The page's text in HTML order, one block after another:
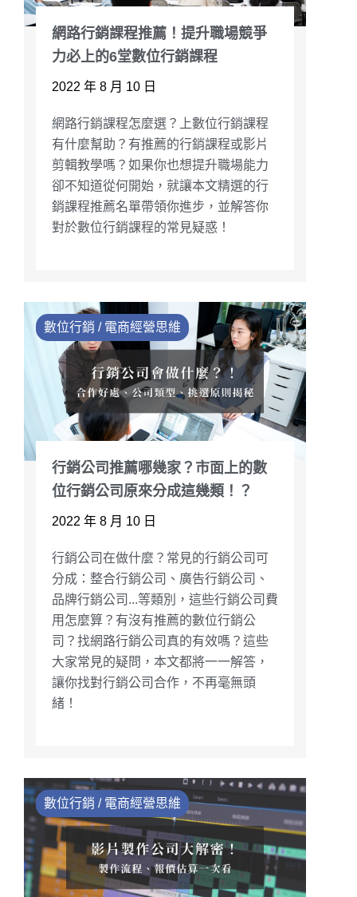
網路行銷課程推薦！提升職場競爭
力必上的6堂數位行銷課程
2022 年 8 月 10 日
網路行銷課程怎麼選？上數位行銷課程
有什麼幫助？有推薦的行銷課程或影片
剪輯教學嗎？如果你也想提升職場能力
卻不知道從何開始，就讓本文精選的行
銷課程推薦名單帶領你進步，並解答你
對於數位行銷課程的常見疑惑！
數位行銷 / 電商經營思維
行銷公司推薦哪幾家？市面上的數
位行銷公司原來分成這幾類！？
2022 年 8 月 10 日
行銷公司在做什麼？常見的行銷公司可
分成：整合行銷公司、廣告行銷公司、
品牌行銷公司...等類別，這些行銷公司費
用怎麼算？有沒有推薦的數位行銷公
司？找網路行銷公司真的有效嗎？這些
大家常見的疑問，本文都將一一解答，
讓你找對行銷公司合作，不再毫無頭
緒！
數位行銷 / 電商經營思維